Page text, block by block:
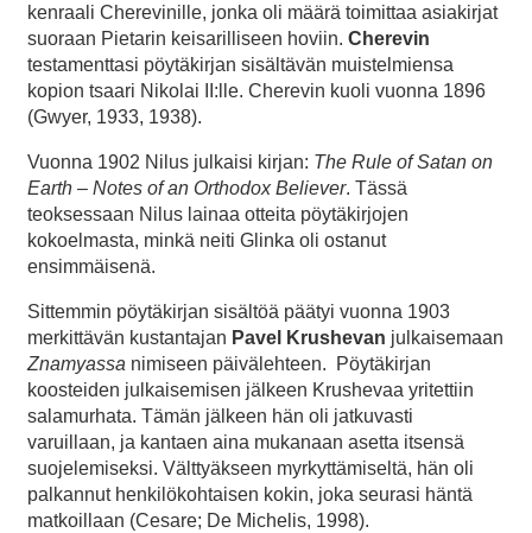
kenraali Cherevinille, jonka oli määrä toimittaa asiakirjat
suoraan Pietarin keisarilliseen hoviin. Cherevin
testamenttasi pöytäkirjan sisältävän muistelmiensa
kopion tsaari Nikolai II:lle. Cherevin kuoli vuonna 1896
(Gwyer, 1933, 1938).
Vuonna 1902 Nilus julkaisi kirjan: The Rule of Satan on
Earth – Notes of an Orthodox Believer. Tässä
teoksessaan Nilus lainaa otteita pöytäkirjojen
kokoelmasta, minkä neiti Glinka oli ostanut
ensimmäisenä.
Sittemmin pöytäkirjan sisältöä päätyi vuonna 1903
merkittävän kustantajan Pavel Krushevan julkaisemaan
Znamyassa nimiseen päivälehteen. Pöytäkirjan
koosteiden julkaisemisen jälkeen Krushevaa yritettiin
salamurhata. Tämän jälkeen hän oli jatkuvasti
varuillaan, ja kantaen aina mukanaan asetta itsensä
suojelemiseksi. Välttyäkseen myrkyttämiseltä, hän oli
palkannut henkilökohtaisen kokin, joka seurasi häntä
matkoillaan (Cesare; De Michelis, 1998).